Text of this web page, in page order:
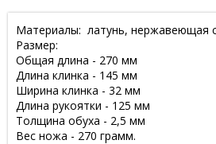
Материалы: латунь, нержавеющая
Размер:
Общая длина - 270 мм
Длина клинка - 145 мм
Ширина клинка - 32 мм
Длина рукоятки - 125 мм
Толщина обуха - 2,5 мм
Вес ножа - 270 грамм.